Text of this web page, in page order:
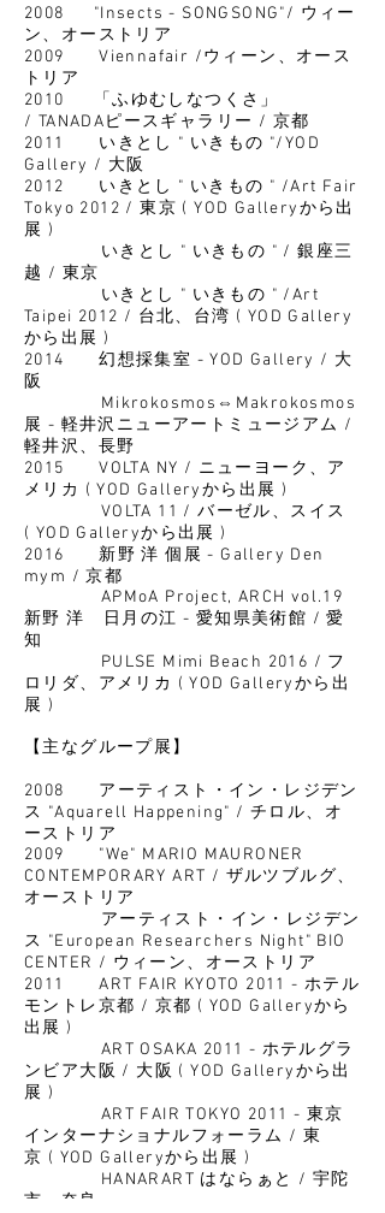
2008 "Insects - SONGSONG"/ ウィー
ン、オーストリア
2009 Viennafair /ウィーン、オース
トリア
2010 「ふゆむしなつくさ」
/ TANADAピースギャラリー / 京都
2011 いきとし " いきもの "/YOD
Gallery / 大阪
2012 いきとし " いきもの " /Art Fair
Tokyo 2012 / 東京 ( YOD Galleryから出
展 )
いきとし " いきもの " / 銀座三
越 / 東京
いきとし " いきもの " /Art
Taipei 2012 / 台北、台湾 ( YOD Gallery
から出展 )
2014 幻想採集室 - YOD Gallery / 大
阪
Mikrokosmos⇔Makrokosmos
展 - 軽井沢ニューアートミュージアム /
軽井沢、長野
2015 VOLTA NY / ニューヨーク、ア
メリカ ( YOD Galleryから出展 )
VOLTA 11 / バーゼル、スイス
( YOD Galleryから出展 )
2016 新野 洋 個展 - Gallery Den
mym / 京都
APMoA Project, ARCH vol.19
新野 洋 日月の江 - 愛知県美術館 / 愛
知
PULSE Mimi Beach 2016 / フ
ロリダ、アメリカ ( YOD Galleryから出
展 )
【主なグループ展 】
2008
アーティスト・イン・レジデン
ス "Aquarell Happening" / チロル、オ
ーストリア
2009
"We" MARIO MAURONER
CONTEMPORARY ART / ザルツブルグ、
オーストリア
アーティスト・イン・レジデン
ス "European Researchers Night" BIO
CENTER / ウィーン、オーストリア
2011
ART FAIR KYOTO 2011 - ホテル
モントレ京都 / 京都 ( YOD Galleryから
出展 )
ART OSAKA 2011 - ホテルグラ
ンビア大阪 / 大阪 ( YOD Galleryから出
展 )
ART FAIR TOKYO 2011 - 東京
インターナショナルフォーラム / 東
京 ( YOD Galleryから出展 )
HANARART はならぁと / 宇陀
市、奈良